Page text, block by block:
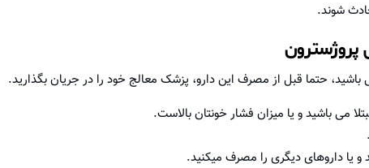
شوند.
باشید، حتما قبل از مصرف این دارو، پزشک معالج خود را در جریان بگذارید.
می باشید و یا میزان فشار خونتان بالاست.
یا داروهای دیگری را مصرف میکنید.